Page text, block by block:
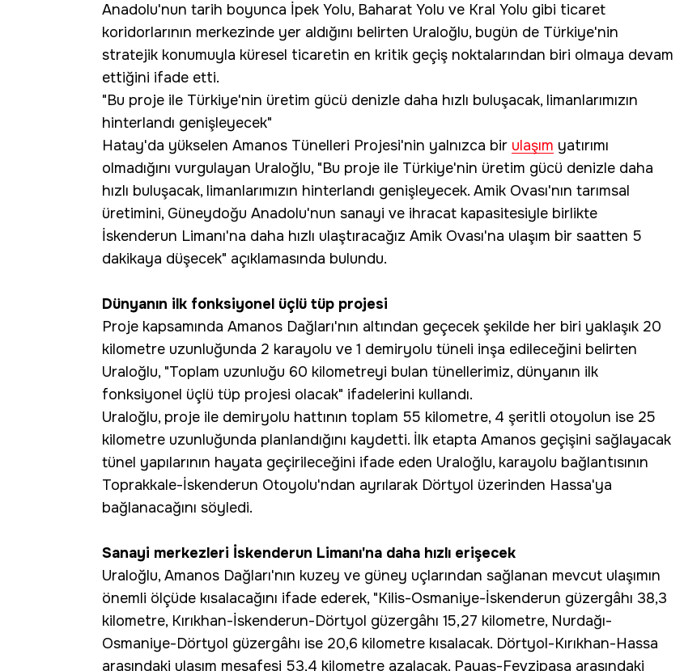
Anadolu'nun tarih boyunca İpek Yolu, Baharat Yolu ve Kral Yolu gibi ticaret
koridorlarının merkezinde yer aldığını belirten Uraloğlu, bugün de Türkiye'nin
stratejik konumuyla küresel ticaretin en kritik geçiş noktalarından biri olmaya devam
ettiğini ifade etti.
"Bu proje ile Türkiye'nin üretim gücü denizle daha hızlı buluşacak, limanlarımızın
hinterlandı genişleyecek"
Hatay'da yükselen Amanos Tünelleri Projesi'nin yalnızca bir ulaşım yatırımı
olmadığını vurgulayan Uraloğlu, "Bu proje ile Türkiye'nin üretim gücü denizle daha
hızlı buluşacak, limanlarımızın hinterlandı genişleyecek. Amik Ovası'nın tarımsal
üretimini, Güneydoğu Anadolu'nun sanayi ve ihracat kapasitesiyle birlikte
İskenderun Limanı'na daha hızlı ulaştıracağız Amik Ovası'na ulaşım bir saatten 5
dakikaya düşecek" açıklamasında bulundu.
Dünyanın ilk fonksiyonel üçlü tüp projesi
Proje kapsamında Amanos Dağları'nın altından geçecek şekilde her biri yaklaşık 20
kilometre uzunluğunda 2 karayolu ve 1 demiryolu tüneli inşa edileceğini belirten
Uraloğlu, "Toplam uzunluğu 60 kilometreyi bulan tünellerimiz, dünyanın ilk
fonksiyonel üçlü tüp projesi olacak" ifadelerini kullandı.
Uraloğlu, proje ile demiryolu hattının toplam 55 kilometre, 4 şeritli otoyolun ise 25
kilometre uzunluğunda planlandığını kaydetti. İlk etapta Amanos geçişini sağlayacak
tünel yapılarının hayata geçirileceğini ifade eden Uraloğlu, karayolu bağlantısının
Toprakkale-İskenderun Otoyolu'ndan ayrılarak Dörtyol üzerinden Hassa'ya
bağlanacağını söyledi.
Sanayi merkezleri İskenderun Limanı'na daha hızlı erişecek
Uraloğlu, Amanos Dağları'nın kuzey ve güney uçlarından sağlanan mevcut ulaşımın
önemli ölçüde kısalacağını ifade ederek, "Kilis-Osmaniye-İskenderun güzergâhı 38,3
kilometre, Kırıkhan-İskenderun-Dörtyol güzergâhı 15,27 kilometre, Nurdağı-
Osmaniye-Dörtyol güzergâhı ise 20,6 kilometre kısalacak. Dörtyol-Kırıkhan-Hassa
arasındaki ulaşım mesafesi 53,4 kilometre azalacak. Payas-Fevzipaşa arasındaki